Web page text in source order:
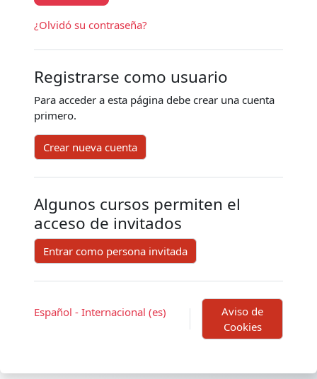
¿Olvidó su contraseña?
Registrarse como usuario
Para acceder a esta página debe crear una cuenta
primero.
Crear nueva cuenta
Algunos cursos permiten el
acceso de invitados
Entrar como persona invitada
Español - Internacional ‎(es)‎
Aviso de
Cookies